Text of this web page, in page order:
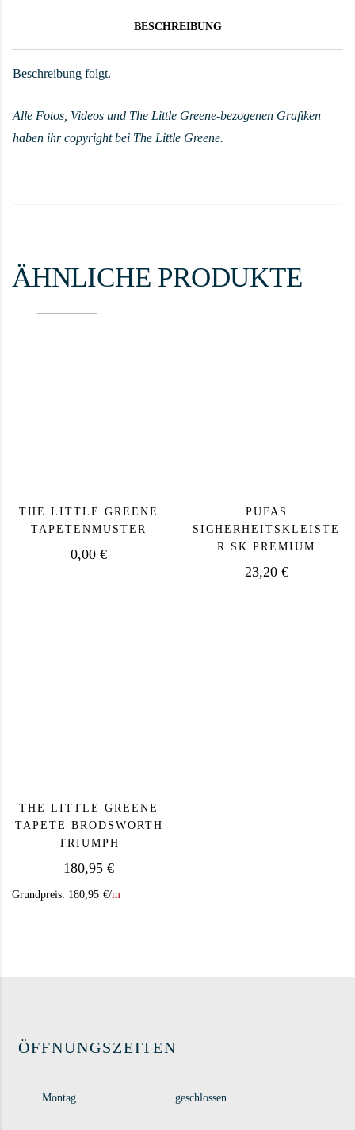
BESCHREIBUNG
Beschreibung folgt.
Alle Fotos, Videos und The Little Greene-bezogenen Grafiken
haben ihr copyright bei The Little Greene.
ÄHNLICHE PRODUKTE
THE LITTLE GREENE
TAPETENMUSTER
0,00 €
PUFAS
SICHERHEITSKLEISTE
R SK PREMIUM
23,20 €
THE LITTLE GREENE
TAPETE BRODSWORTH
TRIUMPH
180,95 €
Grundpreis: 180,95 €/m
ÖFFNUNGSZEITEN
Montag geschlossen